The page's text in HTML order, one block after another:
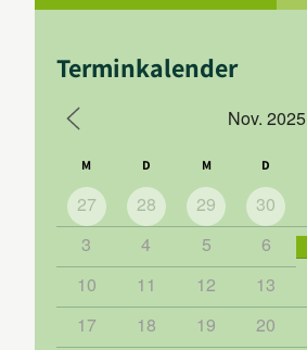
Terminkalender
Nov. 2025
M D M D
27 28 29 30
3
4 5 6
10
11 12 13
17
18 19 20